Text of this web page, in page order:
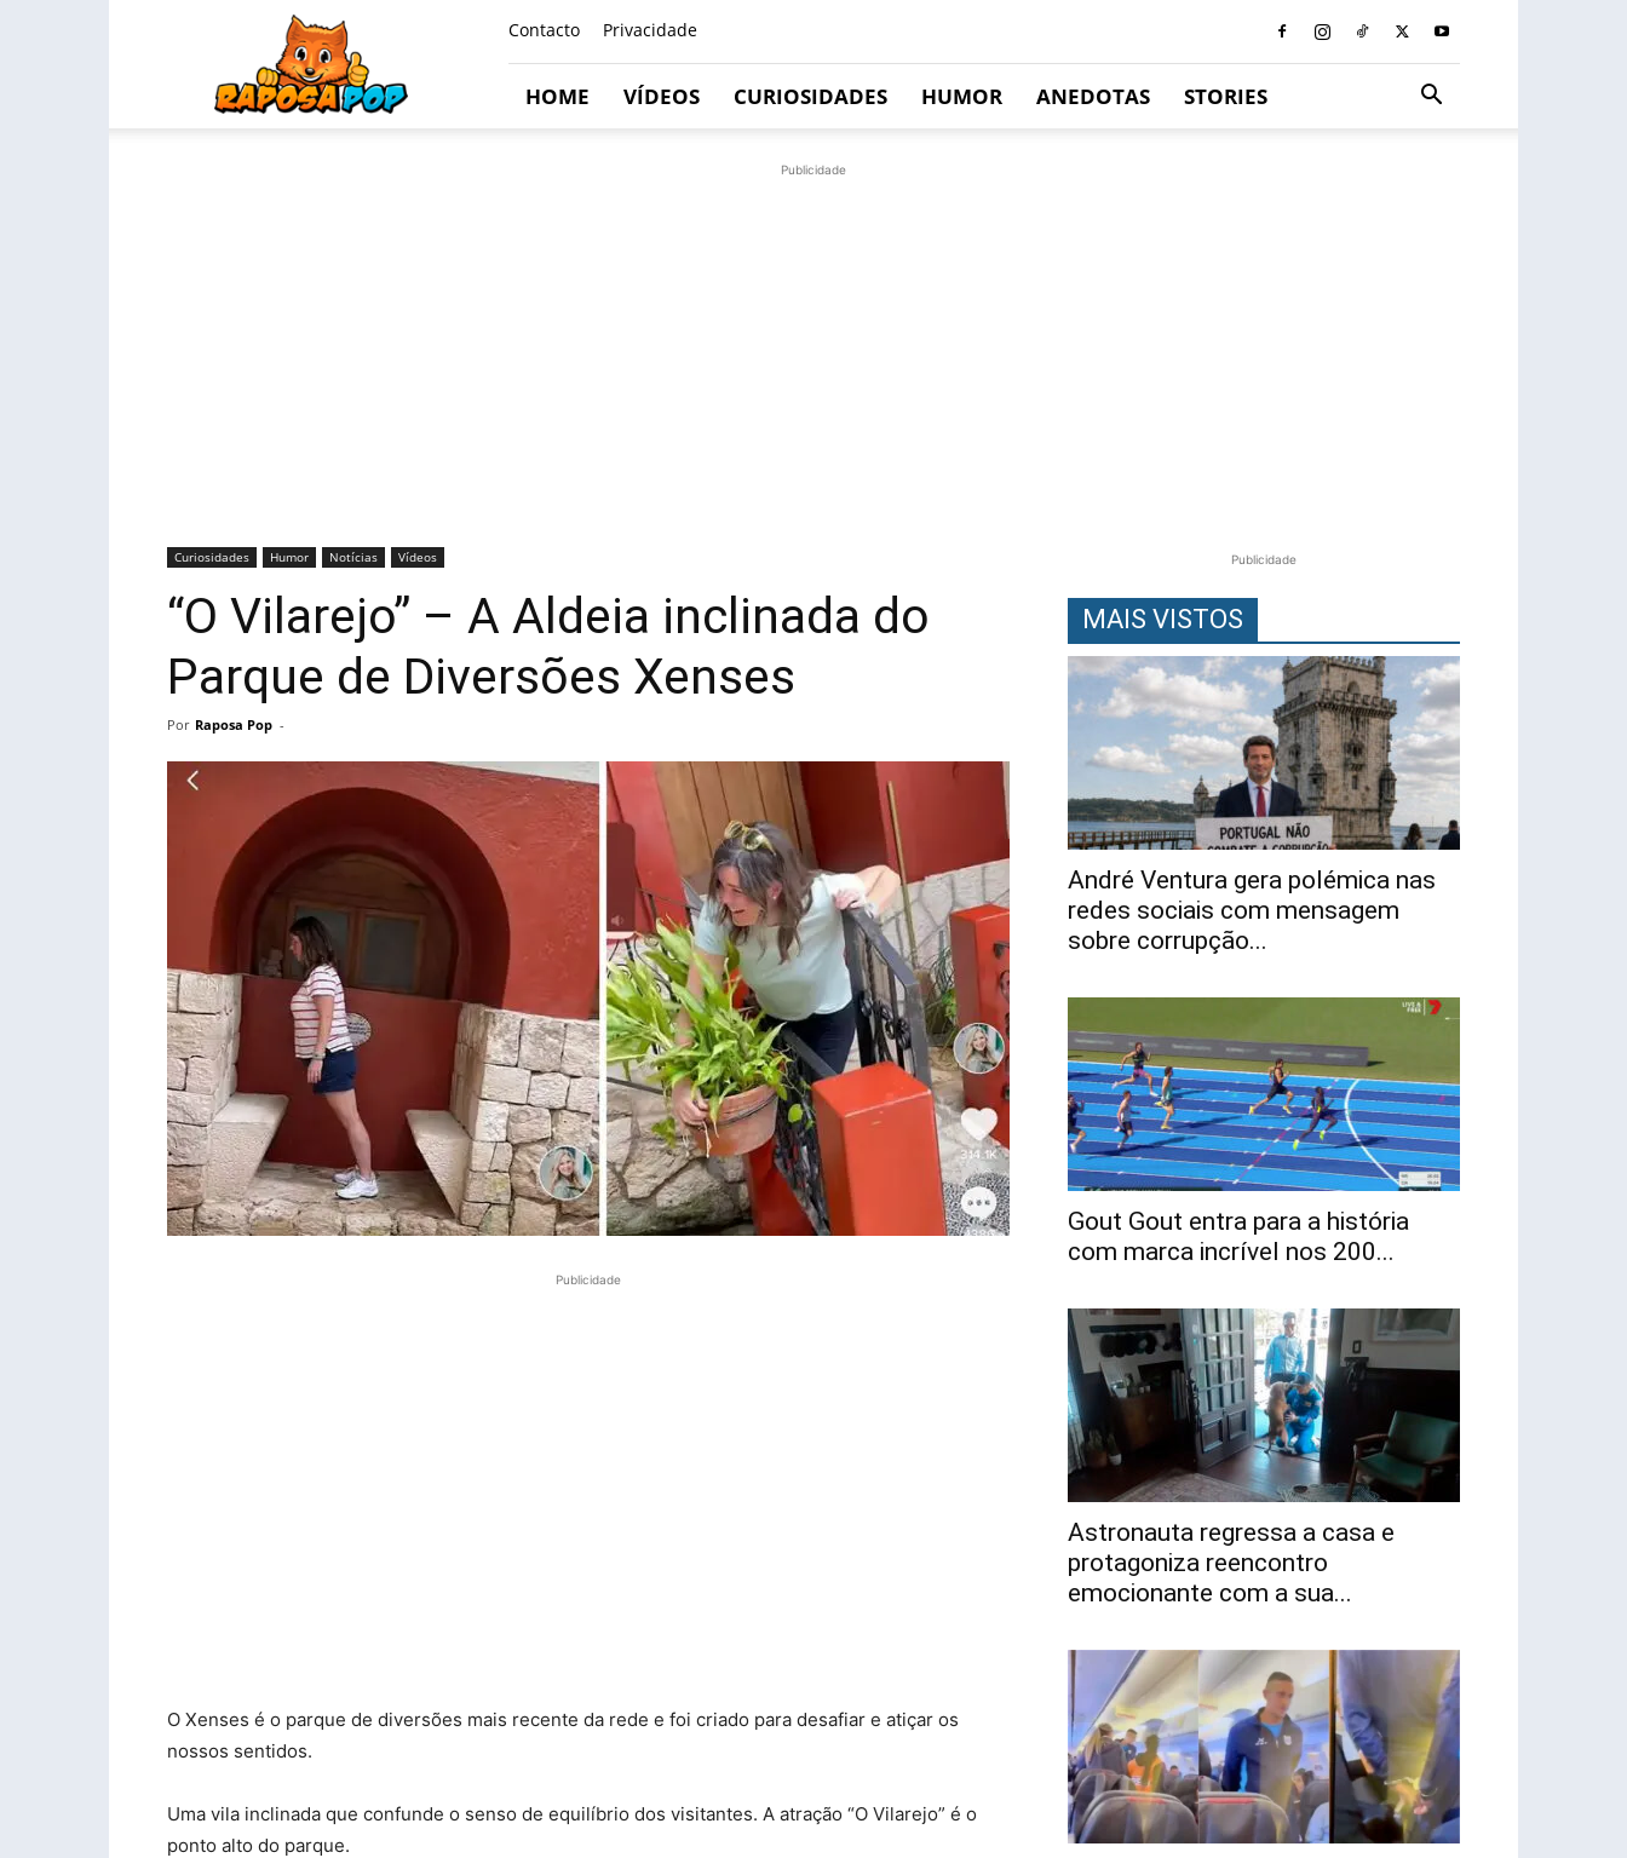
Contacto Privacidade
HOME VÍDEOS CURIOSIDADES HUMOR ANEDOTAS STORIES
Publicidade
Curiosidades Humor Notícias Vídeos
“O Vilarejo” – A Aldeia inclinada do
Parque de Diversões Xenses
Por Raposa Pop -
Publicidade
O Xenses é o parque de diversões mais recente da rede e foi criado para desafiar e atiçar os
nossos sentidos.
Uma vila inclinada que confunde o senso de equilíbrio dos visitantes. A atração “O Vilarejo” é o
ponto alto do parque.
Publicidade
MAIS VISTOS
André Ventura gera polémica nas
redes sociais com mensagem
sobre corrupção...
Gout Gout entra para a história
com marca incrível nos 200...
Astronauta regressa a casa e
protagoniza reencontro
emocionante com a sua...